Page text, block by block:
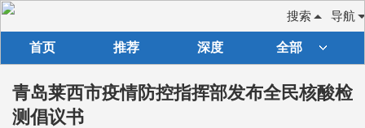
导航
搜索
首页 推荐 深度 全部
青岛莱西市疫情防控指挥部发布全民核酸检
测倡议书